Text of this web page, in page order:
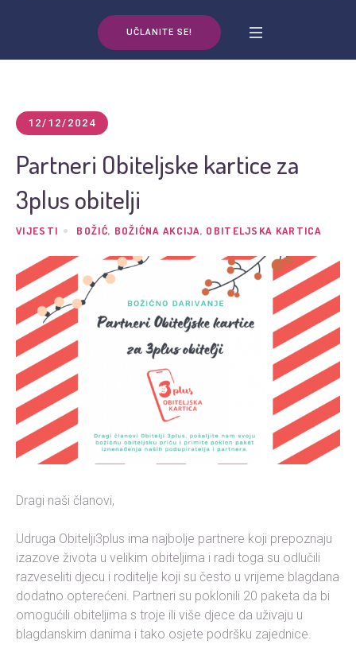
UČLANITE SE!
12/12/2024
Partneri Obiteljske kartice za
3plus obitelji
VIJESTI BOŽIĆ, BOŽIĆNA AKCIJA, OBITELJSKA KARTICA
Dragi naši članovi,
Udruga Obitelji3plus ima najbolje partnere koji prepoznaju
izazove života u velikim obiteljima i radi toga su odlučili
razveseliti djecu i roditelje koji su često u vrijeme blagdana
dodatno opterećeni. Partneri su poklonili 20 paketa da bi
omogućili obiteljima s troje ili više djece da uživaju u
blagdanskim danima i tako osjete podršku zajednice.